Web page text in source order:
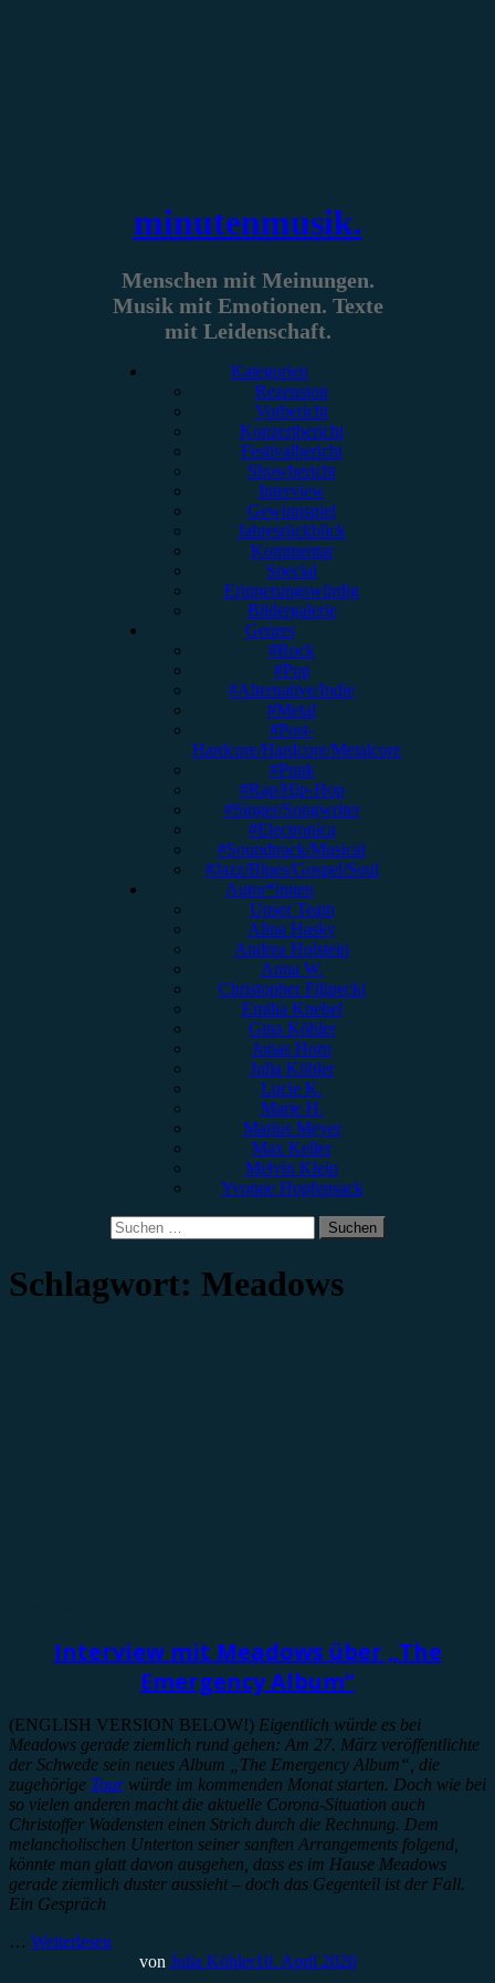
minutenmusik.
Menschen mit Meinungen.
Musik mit Emotionen. Texte
mit Leidenschaft.
Kategorien
Rezension
Vorbericht
Konzertbericht
Festivalbericht
Showbericht
Interview
Gewinnspiel
Jahresrückblick
Kommentar
Special
Erinnerungswürdig
Bildergalerie
Genres
#Rock
#Pop
#Alternative/Indie
#Metal
#Post-
Hardcore/Hardcore/Metalcore
#Punk
#Rap/Hip-Hop
#Singer/Songwriter
#Electronica
#Soundtrack/Musical
#Jazz/Blues/Gospel/Soul
Autor*innen
Unser Team
Alina Hasky
Andrea Holstein
Anna W.
Christopher Filipecki
Emilia Knebel
Gina Köhler
Jonas Horn
Julia Köhler
Lucie K.
Marie H.
Marius Meyer
Max Keller
Melvin Klein
Yvonne Hopfensack
Suchen
nach:
Schlagwort: Meadows
Interview mit Meadows über „The
Emergency Album“
(ENGLISH VERSION BELOW!) Eigentlich würde es bei
Meadows gerade ziemlich rund gehen: Am 27. März veröffentlichte
der Schwede sein neues Album „The Emergency Album“, die
zugehörige Tourwürde im kommenden Monat starten. Doch wie bei
so vielen anderen macht die aktuelle Corona-Situation auch
Christoffer Wadensten einen Strich durch die Rechnung. Dem
melancholischen Unterton seiner sanften Arrangements folgend,
könnte man glatt davon ausgehen, dass es im Hause Meadows
gerade ziemlich duster aussieht – doch das Gegenteil ist der Fall.
Ein Gespräch
… Weiterlesen
von Julia Köhler10. April 2020